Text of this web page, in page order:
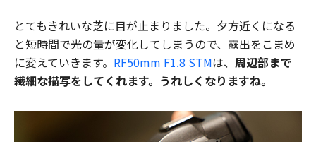
とてもきれいな芝に目が止まりました。夕方近くになる
と短時間で光の量が変化してしまうので、露出をこまめ
に変えていきます。 RF50mm F1.8 STMは、 周辺部まで
繊細な描写をしてくれます。うれしくなりますね。